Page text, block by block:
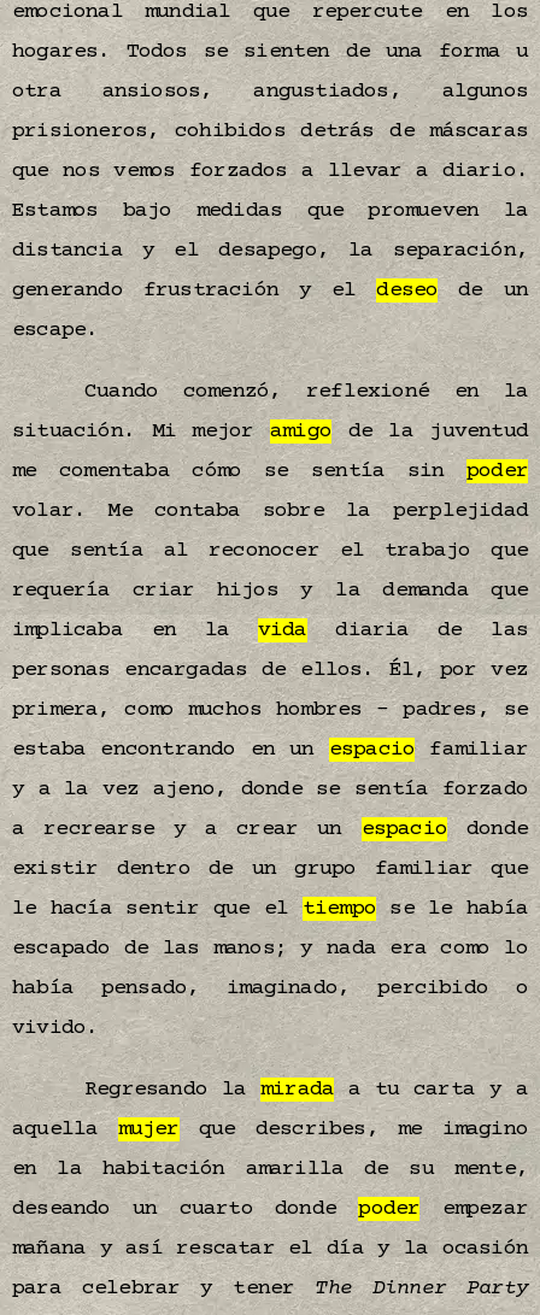
emocional mundial que repercute en los
hogares. Todos se sienten de una forma u
otra ansiosos, angustiados, algunos
prisioneros, cohibidos detrás de máscaras
que nos vemos forzados a llevar a diario.
Estamos bajo medidas que promueven la
distancia y el desapego, la separación,
generando frustración y eldeseode un
escape.
Cuando comenzó, reflexioné en la
situación. Mi mejoramigode la juventud
me comentaba cómo se sentía sinpoder
volar. Me contaba sobre la perplejidad
que sentía al reconocer el trabajo que
requería criar hijos y la demanda que
implicaba en lavidadiaria de las
personas encargadas de ellos. Él, por vez
primera, como muchos hombres – padres, se
estaba encontrando en unespaciofamiliar
y a la vez ajeno, donde se sentía forzado
a recrearse y a crear un espaciodonde
existir dentro de un grupo familiar que
le hacía sentir que eltiempose le había
escapado de las manos; y nada era como lo
había pensado, imaginado, percibido o
vivido.
Regresando la miradaa tu carta y a
aquella mujerque describes, me imagino
en la habitación amarilla de su mente,
deseando un cuarto dondepoderempezar
mañana y así rescatar el día y la ocasión
para celebrar y tener The Dinner Party